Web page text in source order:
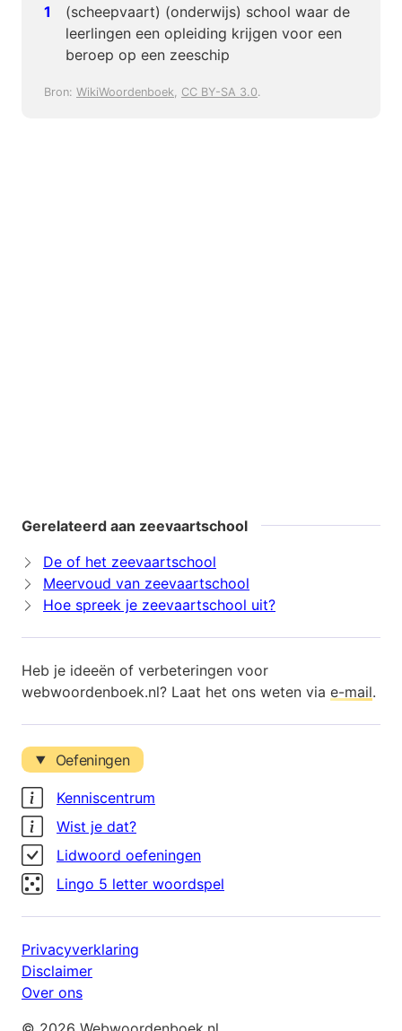
(scheepvaart) (onderwijs) school waar de
leerlingen een opleiding krijgen voor een
beroep op een zeeschip
Bron: WikiWoordenboek, CC BY-SA 3.0.
Gerelateerd aan zeevaartschool
De of het zeevaartschool
Meervoud van zeevaartschool
Hoe spreek je zeevaartschool uit?
Heb je ideeën of verbeteringen voor
webwoordenboek.nl? Laat het ons weten via e-mail.
Oefeningen
Kenniscentrum
Wist je dat?
Lidwoord oefeningen
Lingo 5 letter woordspel
Privacyverklaring
Disclaimer
Over ons